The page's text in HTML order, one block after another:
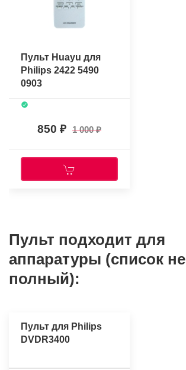
Пульт Huayu для
Philips 2422 5490
0903
850 1 000
Пульт подходит для
аппаратуры (список не
полный):
Пульт для Philips
DVDR3400